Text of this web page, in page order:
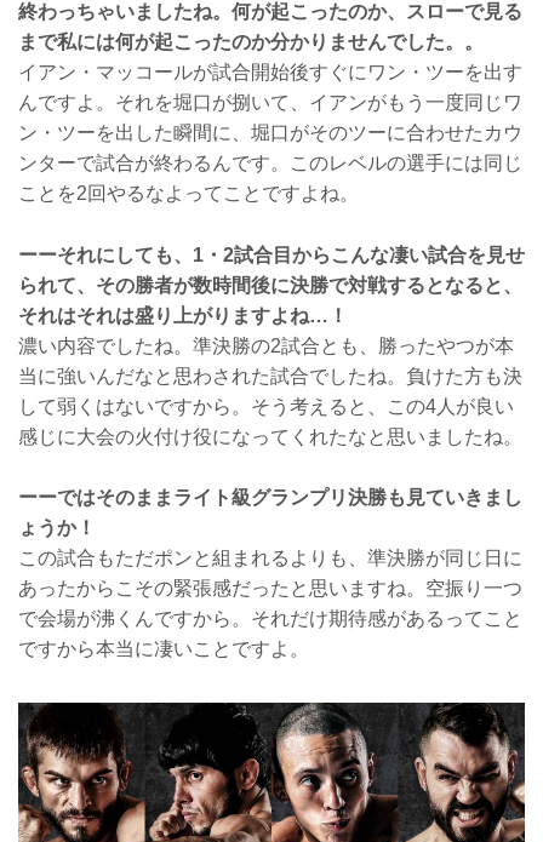
終わっちゃいましたね。何が起こったのか、スローで見る
まで私には何が起こったのか分かりませんでした。。
イアン・マッコールが試合開始後すぐにワン・ツーを出す
んですよ。それを堀口が捌いて、イアンがもう一度同じワ
ン・ツーを出した瞬間に、堀口がそのツーに合わせたカウ
ンターで試合が終わるんです。このレベルの選手には同じ
ことを2回やるなよってことですよね。
ーーそれにしても、1・2試合目からこんな凄い試合を見せ
られて、その勝者が数時間後に決勝で対戦するとなると、
それはそれは盛り上がりますよね…！
濃い内容でしたね。準決勝の2試合とも、勝ったやつが本
当に強いんだなと思わされた試合でしたね。負けた方も決
して弱くはないですから。そう考えると、この4人が良い
感じに大会の火付け役になってくれたなと思いましたね。
ーーではそのままライト級グランプリ決勝も見ていきまし
ょうか！
この試合もただポンと組まれるよりも、準決勝が同じ日に
あったからこその緊張感だったと思いますね。空振り一つ
で会場が沸くんですから。それだけ期待感があるってこと
ですから本当に凄いことですよ。